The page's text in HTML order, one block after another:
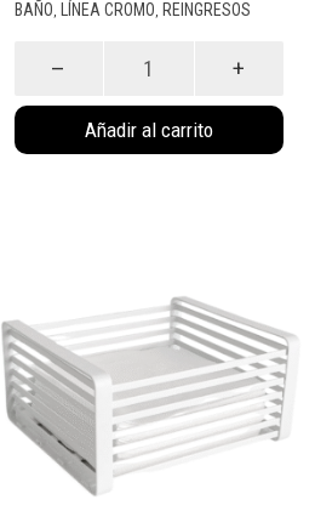
BAÑO, LÍNEA CROMO, REINGRESOS
Cromado
Papel
(1010)
Añadir al carrito